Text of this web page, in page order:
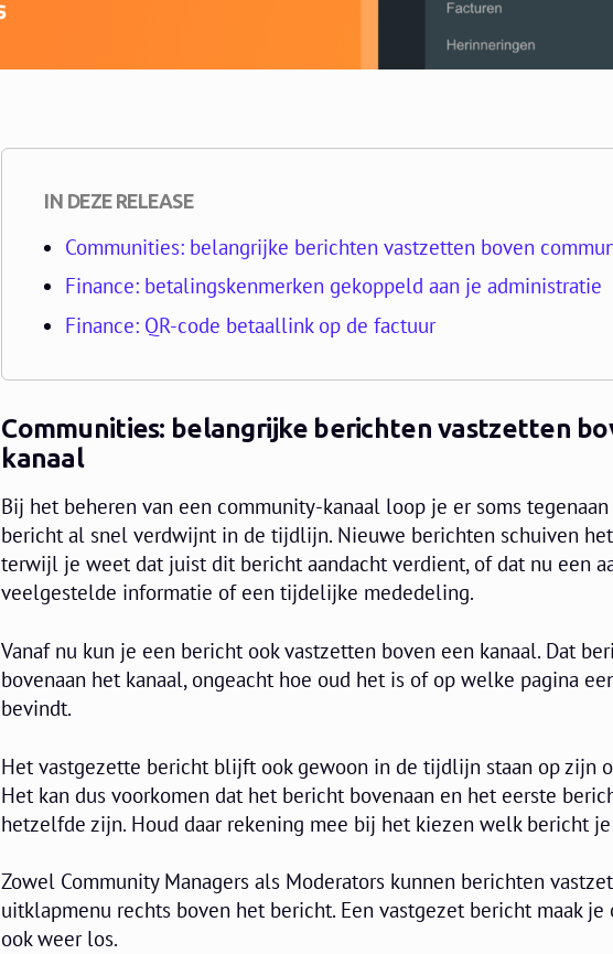
IN DEZE RELEASE
Communities: belangrijke berichten vastzetten boven
Finance: betalingskenmerken gekoppeld aan je administratie
Finance: QR-code betaallink op de factuur
Communities: belangrijke berichten vastzetten
kanaal
Bij het beheren van een community-kanaal loop je er soms
bericht al snel verdwijnt in de tijdlijn. Nieuwe berichten schuiven
terwijl je weet dat juist dit bericht aandacht verdient, of dat nu een
veelgestelde informatie of een tijdelijke mededeling.
Vanaf nu kun je een bericht ook vastzetten boven een kanaal. Dat
bovenaan het kanaal, ongeacht hoe oud het is of op welke pagina
bevindt.
Het vastgezette bericht blijft ook gewoon in de tijdlijn staan op zijn
Het kan dus voorkomen dat het bericht bovenaan en het eerste
hetzelfde zijn. Houd daar rekening mee bij het kiezen welk bericht
Zowel Community Managers als Moderators kunnen berichten
uitklapmenu rechts boven het bericht. Een vastgezet bericht maak
ook weer los.